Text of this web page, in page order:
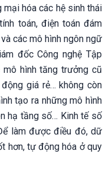
hóa các hệ sinh thái
toán, điện toán đám
các mô hình ngôn ngữ
đốc Công nghệ Tập
mô hình tăng trưởng cũ
giá rẻ… không còn
tạo ra những mô hình
hạ tầng số… Kinh tế số
làm được điều đó, dữ
hơn, tự động hóa ở quy